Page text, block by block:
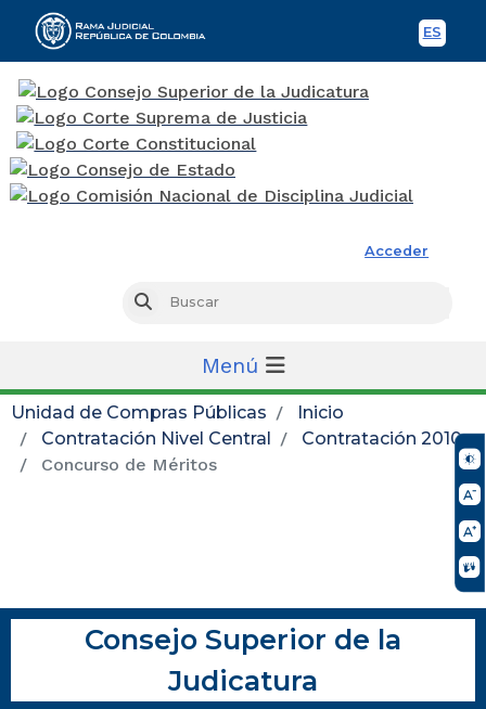
ES
Acceder
Buscar
Menú
Unidad de Compras Públicas
Inicio
Contratación Nivel Central
Contratación 2010
Concurso de Méritos
Consejo Superior de la
Judicatura